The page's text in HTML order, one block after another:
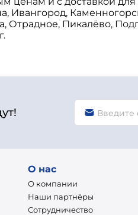
Ивангород,
Пикалёво,
О нас
О компании
Наши партнёры
Сотрудничество